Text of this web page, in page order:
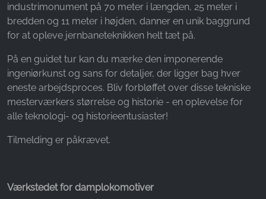
industrimonument på 70 meter i længden, 25 meter i
bredden og 11 meter i højden, danner en unik baggrund
for at opleve jernbaneteknikken helt tæt på.
På en guidet tur kan du mærke den imponerende
ingeniørkunst og sans for detaljer, der ligger bag hver
eneste arbejdsproces. Bliv forbløffet over disse tekniske
mesterværkers størrelse og historie - en oplevelse for
alle teknologi- og historieentusiaster!
Tilmelding er påkrævet.
Værkstedet for damplokomotiver